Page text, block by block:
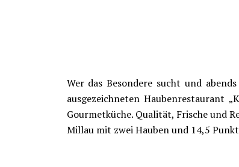
Wer das Besondere sucht und
ausgezeichneten Haubenrestaurant
Gourmetküche. Qualität, Frische und
Millau mit zwei Hauben und 14,5